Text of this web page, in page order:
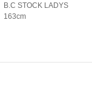
B.C STOCK LADYS
163cm